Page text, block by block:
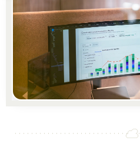
Intégration de site web
Vous avez déjà un site web ?
Gestion des canaux de
Diffusez votre inventaire sur
App Store
Resorts
Stations de ski, de bien-être, de
Organismes de location de
Chaînes hôtelières et marques
Promoteurs immobiliers
Hôtels
Blog
Découvrez les tendances du
Témoignages
Témoignages de nos clients.
Entrez en contact avec
Obtenez des réponses à vos
Se connecter
Tarifs
FR
Équipe & Culture
Axé sur le succès
Partenariats
Plus forts ensemble